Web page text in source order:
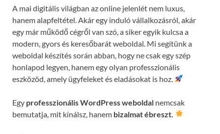
A mai digitális világban az online jelenlét nem luxus,
hanem alapfeltétel. Akár egy induló vállalkozásról, akár
egy már működő cégről van szó, a siker egyik kulcsa a
modern, gyors és keresőbarát weboldal. Mi segítünk a
weboldal készítés során abban, hogy ne csak egy szép
honlapod legyen, hanem egy olyan professzionális
eszközöd, amely ügyfeleket és eladásokat is hoz.
Egy professzionális WordPress weboldal nemcsak
bemutatja, mit kínálsz, hanem bizalmat ébreszt.